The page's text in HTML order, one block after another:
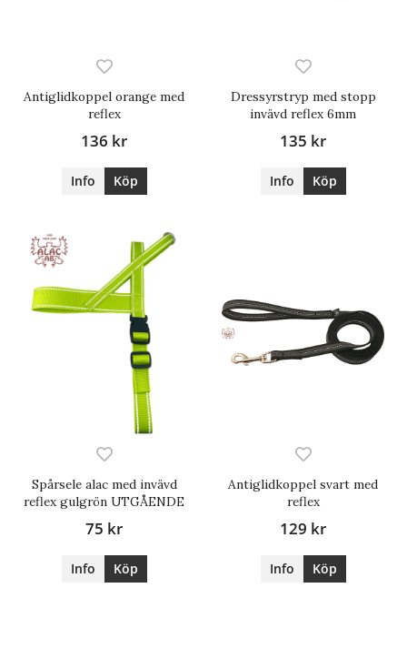
Antiglidkoppel orange med
reflex
136 kr
Info Köp
Dressyrstryp med stopp
invävd reflex 6mm
135 kr
Info Köp
Spårsele alac med invävd
reflex gulgrön UTGÅENDE
75 kr
Info Köp
Antiglidkoppel svart med
reflex
129 kr
Info Köp